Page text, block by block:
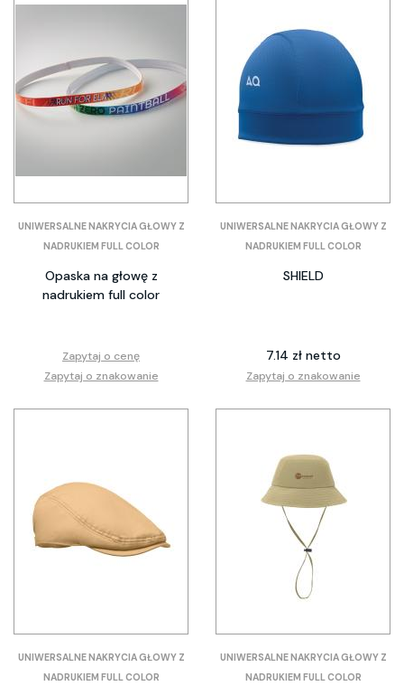
UNIWERSALNE NAKRYCIA GŁOWY Z
NADRUKIEM FULL COLOR
Opaska na głowę z
nadrukiem full color
Zapytaj o cenę
Zapytaj o znakowanie
UNIWERSALNE NAKRYCIA GŁOWY Z
NADRUKIEM FULL COLOR
SHIELD
7.14 zł netto
Zapytaj o znakowanie
UNIWERSALNE NAKRYCIA GŁOWY Z
NADRUKIEM FULL COLOR
UNIWERSALNE NAKRYCIA GŁOWY Z
NADRUKIEM FULL COLOR